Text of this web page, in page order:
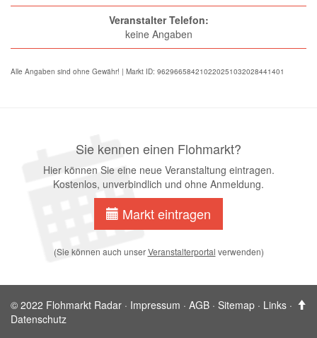
Veranstalter Telefon:
keine Angaben
Alle Angaben sind ohne Gewähr! | Markt ID: 962966584210220251032028441401
Sie kennen einen Flohmarkt?
Hier können Sie eine neue Veranstaltung eintragen.
Kostenlos, unverbindlich und ohne Anmeldung.
Markt eintragen
(Sie können auch unserVeranstalterportal verwenden)
© 2022 Flohmarkt Radar · Impressum · AGB · Sitemap · Links ·
Datenschutz